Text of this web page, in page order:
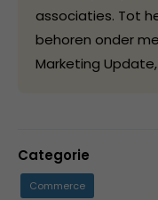
associaties. Tot
behoren onder
Marketing
Categorie
Commerce